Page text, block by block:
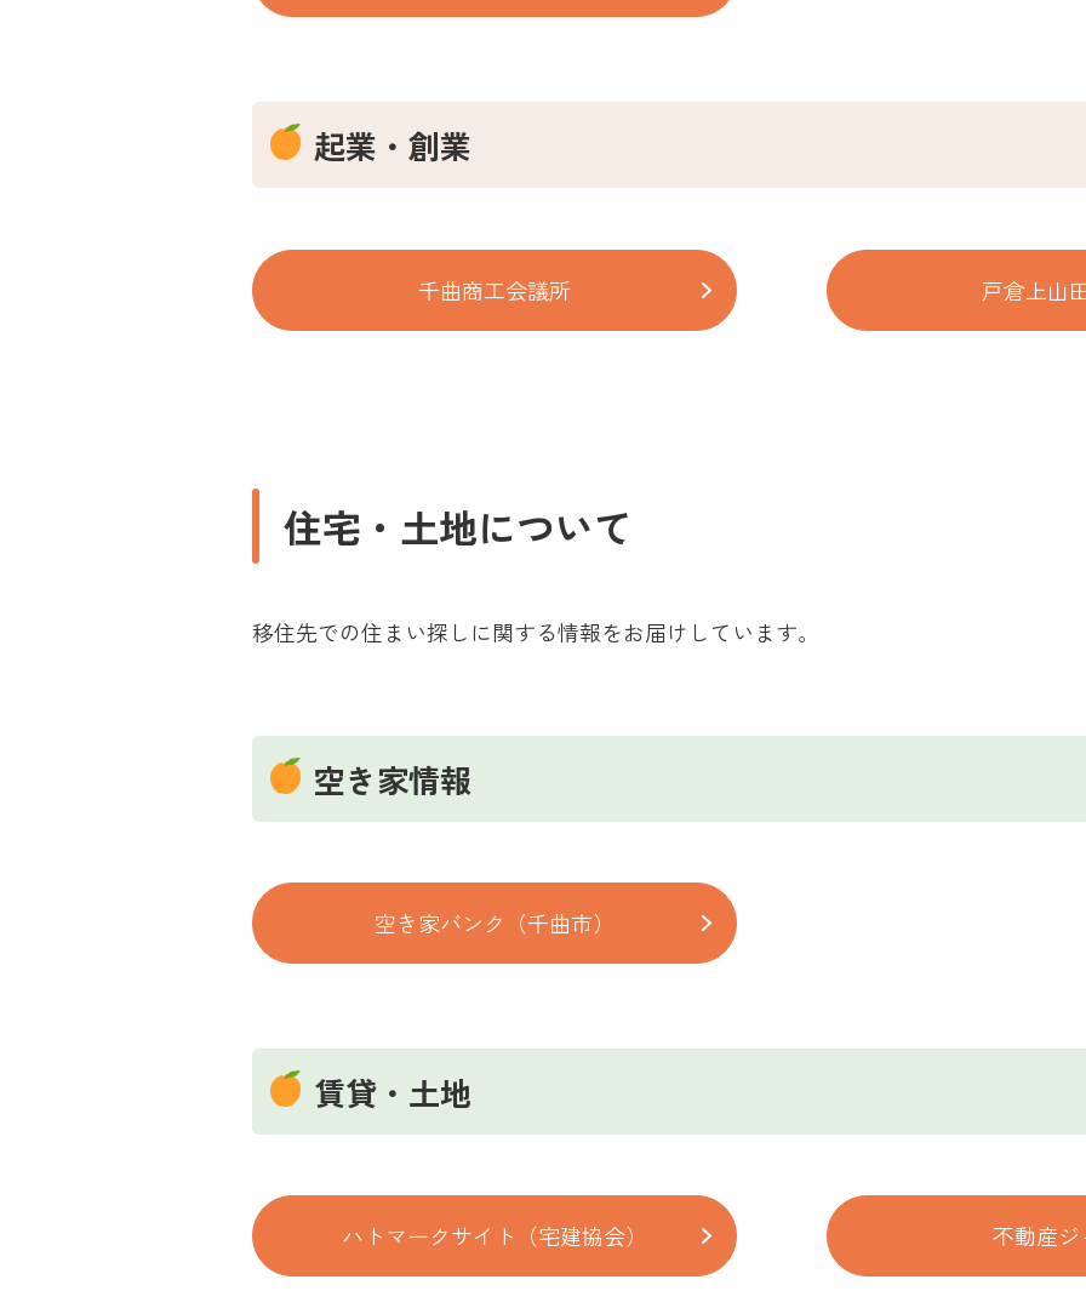
起業・創業
千曲商工会議所 戸倉上山
住宅・土地について
移住先での住まい探しに関する情報をお届けしています。
空き家情報
空き家バンク（千曲市）
賃貸・土地
ハトマークサイト（宅建協会） 不動産